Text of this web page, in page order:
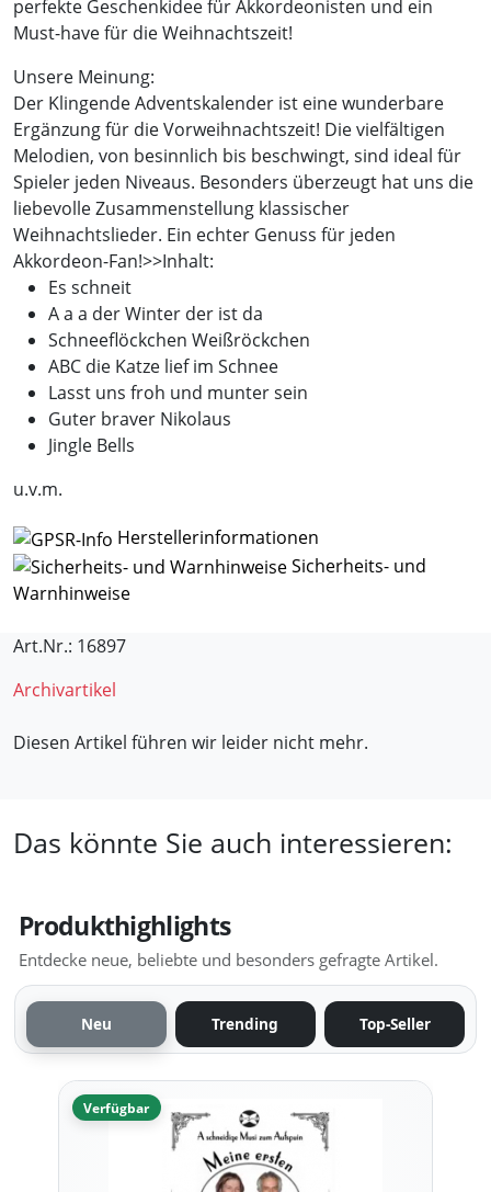
perfekte Geschenkidee für Akkordeonisten und ein
Must-have für die Weihnachtszeit!
Unsere Meinung:
Der Klingende Adventskalender ist eine wunderbare
Ergänzung für die Vorweihnachtszeit! Die vielfältigen
Melodien, von besinnlich bis beschwingt, sind ideal für
Spieler jeden Niveaus. Besonders überzeugt hat uns die
liebevolle Zusammenstellung klassischer
Weihnachtslieder. Ein echter Genuss für jeden
Akkordeon-Fan!>>Inhalt:
Es schneit
A a a der Winter der ist da
Schneeflöckchen Weißröckchen
ABC die Katze lief im Schnee
Lasst uns froh und munter sein
Guter braver Nikolaus
Jingle Bells
u.v.m.
Herstellerinformationen
Sicherheits- und
Warnhinweise
Art.Nr.: 16897
Archivartikel
Diesen Artikel führen wir leider nicht mehr.
Das könnte Sie auch interessieren:
Produkthighlights
Entdecke neue, beliebte und besonders gefragte Artikel.
Neu Trending Top-Seller
Verfügbar